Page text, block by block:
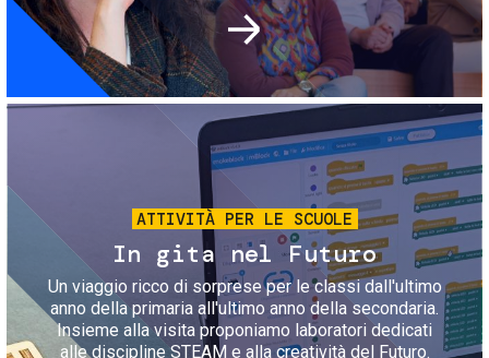
Immagine
ATTIVITÀ PER LE SCUOLE
In gita nel Futuro
Un viaggio ricco di sorprese per le classi dall'ultimo
anno della primaria all'ultimo anno della secondaria.
Insieme alla visita proponiamo laboratori dedicati
alle discipline STEAM e alla creatività del Futuro.